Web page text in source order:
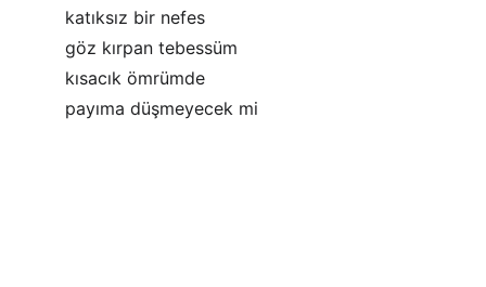
katıksız bir nefes
göz kırpan tebessüm
kısacık ömrümde
payıma düşmeyecek mi